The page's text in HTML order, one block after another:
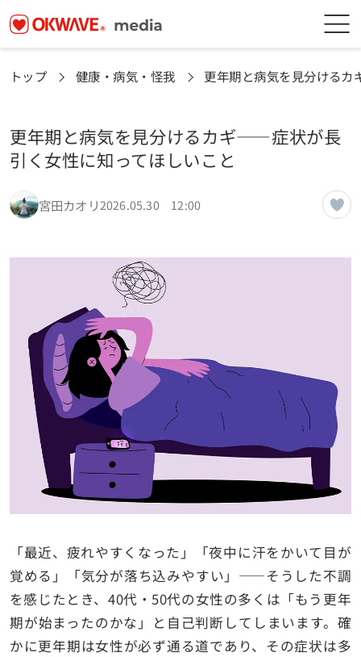
トップ 健康・病気・怪我 更年期と病気を見分ける
更年期と病気を見分けるカギ——症状が長
引く女性に知ってほしいこと
宮田カオリ2026.05.30 12:00
「最近、疲れやすくなった」「夜中に汗をかいて目が
覚める」「気分が落ち込みやすい」——そうした不調
を感じたとき、40代・50代の女性の多くは「もう更年
期が始まったのかな」と自己判断してしまいます。確
かに更年期は女性が必ず通る道であり、その症状は多